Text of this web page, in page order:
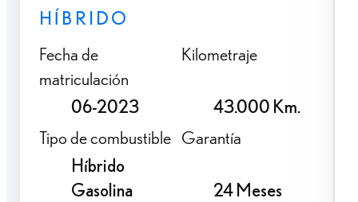
HÍBRIDO
Fecha de
matriculación
06-2023
Kilometraje
43.000 Km.
Tipo de combustible
Híbrido
Gasolina
Garantía
24 Meses